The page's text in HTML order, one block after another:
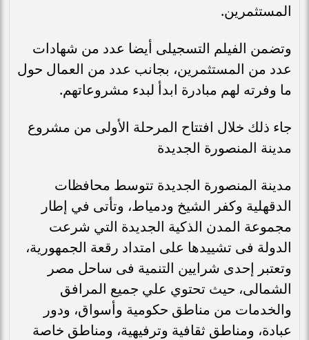
المستثمرين.
وتضمن الفيلم التسجيلى أيضا عدد من شهادات
عدد من المستثمرين، بجانب عدد من العمال حول
ما وفرته لهم مبادرة ابدأ لبدء مشروعاتهم.
جاء ذلك خلال افتتاح المرحلة الأولى من مشروع
مدينة المنصورة الجديدة
مدينة المنصورة الجديدة تتوسط محافظات
الدقهلية وكفر الشيخ ودمياط، وتأتى في إطار
مجموعة المدن الذكية الجديدة التي شرعت
الدولة فى تشييدها على امتداد رقعة الجمهورية،
وتعتبر إحدى شرايين التنمية فى ساحل مصر
الشمالى، حيث تحتوي علي جميع المرافق
والخدمات من مناطق حكومية وأسواق، ودور
عبادة، ومناطق ثقافية وترفيهية، ومناطق خاصة